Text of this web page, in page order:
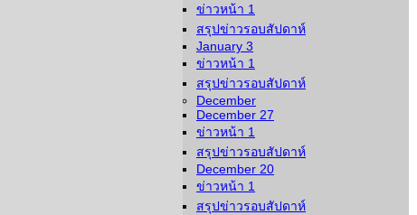
ข่าวหน้า 1
สรุปข่าวรอบสัปดาห์
January 3
ข่าวหน้า 1
สรุปข่าวรอบสัปดาห์
December
December 27
ข่าวหน้า 1
สรุปข่าวรอบสัปดาห์
December 20
ข่าวหน้า 1
สรุปข่าวรอบสัปดาห์